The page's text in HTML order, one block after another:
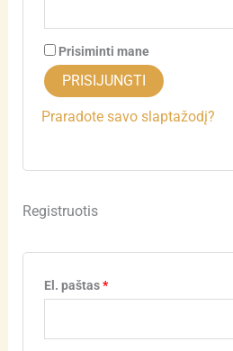
Prisiminti mane
PRISIJUNGTI
Praradote savo slaptažodį?
Registruotis
El. paštas*